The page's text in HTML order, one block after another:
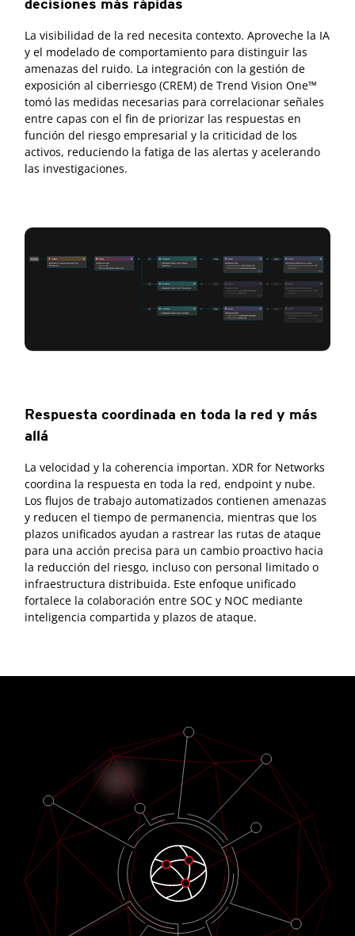
La visibilidad de la red necesita contexto. Aproveche la IA
y el modelado de comportamiento para distinguir las
amenazas del ruido. La integración con la gestión de
exposición al ciberriesgo (CREM) de Trend Vision One™
tomó las medidas necesarias para correlacionar señales
entre capas con el fin de priorizar las respuestas en
función del riesgo empresarial y la criticidad de los
activos, reduciendo la fatiga de las alertas y acelerando
las investigaciones.
Respuesta coordinada en toda la red y más
allá
La velocidad y la coherencia importan. XDR for Networks
coordina la respuesta en toda la red, endpoint y nube.
Los flujos de trabajo automatizados contienen amenazas
y reducen el tiempo de permanencia, mientras que los
plazos unificados ayudan a rastrear las rutas de ataque
para una acción precisa para un cambio proactivo hacia
la reducción del riesgo, incluso con personal limitado o
infraestructura distribuida. Este enfoque unificado
fortalece la colaboración entre SOC y NOC mediante
inteligencia compartida y plazos de ataque.